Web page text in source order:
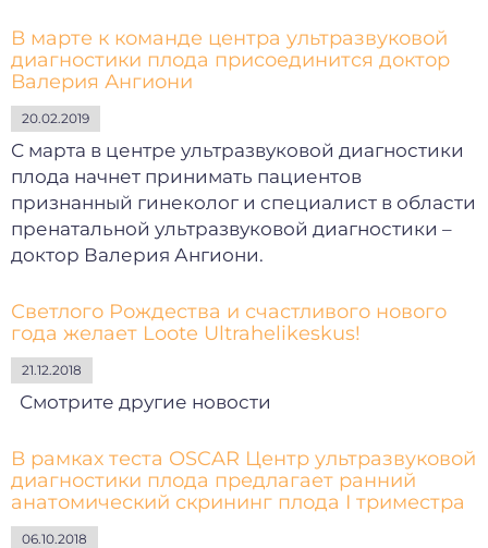
В марте к команде центра ультразвуковой
диагностики плода присоединится доктор
Валерия Ангиони
20.02.2019
С марта в центре ультразвуковой диагностики
плода начнет принимать пациентов
признанный гинеколог и специалист в области
пренатальной ультразвуковой диагностики –
доктор Валерия Ангиони.
Светлого Рождества и счастливого нового
года желает Loote Ultrahelikeskus!
21.12.2018
Смотрите другие новости
В рамках теста OSCAR Центр ультразвуковой
диагностики плода предлагает ранний
анатомический скрининг плода I триместра
06.10.2018